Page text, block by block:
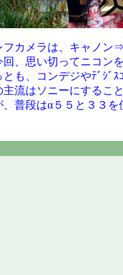
フカメラは、キャノ
回、思い切ってニコン
も、コンデジやﾃﾞｼﾞ
流はソニーにするこ
、普段はα５５と３３